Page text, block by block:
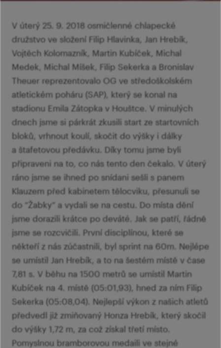
V úterý 25. 9. 2018 osmičlenné chlapecké
družstvo ve složení Filip Hlavinka, Jan Hrebík,
Vojtěch Kolomazník, Martin Kubíček, Michal
Medek, Michal Míšek, Filip Sekerka a Bronislav
Theuer reprezentovalo OG ve středoškolském
atletickém poháru (SAP), který se konal na
stadionu Emila Zátopka v Houštce. V minulých
dnech jsme si párkrát zkusili start ze startovních
bloků, vrhnout koulí, skočit do výšky i dálky
a štafetovou předávku. Díky tomu jsme byli
připraveni na to, co nás tento den čekalo. V úterý
ráno jsme se ihned po snídani sešli s panem
Klauzem před kabinetem tělocviku, přesunuli se
do “Žabky” a vydali se na cestu. Do místa dění
jsme dorazili krátce po deváté. Jak se patří, řádně
jsme se rozcvičili. První disciplínou, které se
někteří z nás zúčastnili, byl sprint na 60m. Nejlépe
se umístil Jan Hrebík, a to na šestém místě v čase
7,81 s. V běhu na 1500 metrů se umístil Martin
Kubíček na 4. místě (05:01,93), hned za ním Filip
Sekerka (05:08,04). Nejlepší výkon z našich atletů
předvedl již zmiňovaný Honza Hrebík, který skočil
do výšky 1,72 m, za což získal třetí místo.
Pomyslnou bramborovou medaili ve stejné